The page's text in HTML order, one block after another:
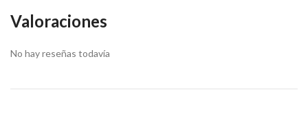
Valoraciones
No hay reseñas todavía